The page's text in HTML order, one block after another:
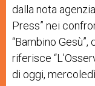
dalla nota
Press” nei
“Bambino
riferisce
di oggi,